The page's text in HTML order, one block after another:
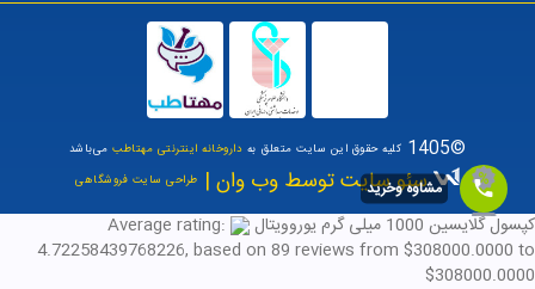
©1405 کلیه حقوق این سایت متعلق به داروخانه اینترنتی مهتاطبمی‌باشد
سئو سایت توسط وب وان | طراحی سایت فروشگاهی
کپسول گلایسین 1000 میلی گرم یوروویتال
Average rating:
4.72258439768226, based on 89 reviews from $308000.0000 to
$308000.0000
مشاوه وخرید